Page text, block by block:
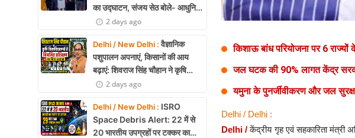
Contact Us
का उद्घाटन, संजय सेठ बोले- आधुनिक
तकनीक से मिलेगी बड़ी राहत
2 days ago
Delhi / New Delhi :वैज्ञानिक
पशुपालन अपनाएं, किसानों की आय
बढ़ाएं: शिवराज सिंह चौहान ने कृषि
विश्वविद्यालयों से नियमित प्रशिक्षण का
2 days ago
Delhi / New Delhi : ISRO
Space Debris Alert: 22 में से
20 भारतीय उपग्रहों पर टक्कर का
किशाऊ बांध परियोजना पर 6
जल घटक की 90% लागत केंद्र
यमुना के पुनर्जीवीकरण और जल
Delhi / Delhi :
Delhi /केंद्रीय गृह एवं सहकारिता मंत्री